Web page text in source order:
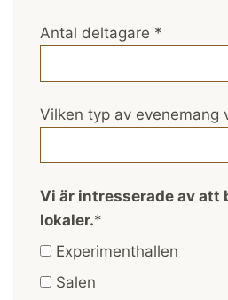
Antal deltagare *
Vilken typ av evenemang
Vi är intresserade av att
lokaler.*
Experimenthallen
Salen